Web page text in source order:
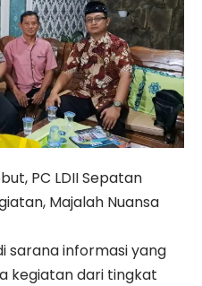
PC LDII Sepatan
Majalah Nuansa
sarana informasi yang
kegiatan dari tingkat